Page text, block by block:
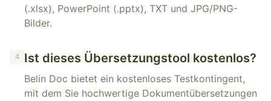
(.xlsx), PowerPoint (.pptx), TXT und JPG/PNG-
Bilder.
4 Ist dieses Übersetzungstool kostenlos?
Belin Doc bietet ein kostenloses Testkontingent,
mit dem Sie hochwertige Dokumentübersetzungen